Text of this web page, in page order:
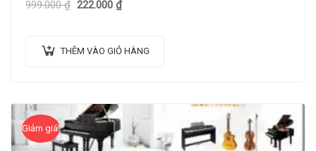
999.000₫ 222.000 ₫
THÊM VÀO GIỎ HÀNG
Giảm giá!